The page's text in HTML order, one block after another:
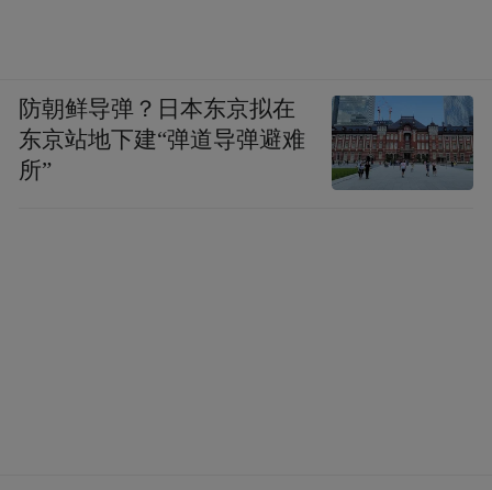
防朝鲜导弹？日本东京拟在
东京站地下建“弹道导弹避难
所”